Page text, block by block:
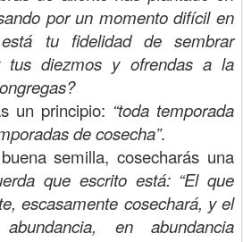
por un momento difícil en
tu fidelidad de sembrar
tus diezmos y ofrendas a la
un principio: “toda temporada
de cosecha”.
semilla, cosecharás una
que escrito está: “El que
escasamente cosechará, y el
en abundancia